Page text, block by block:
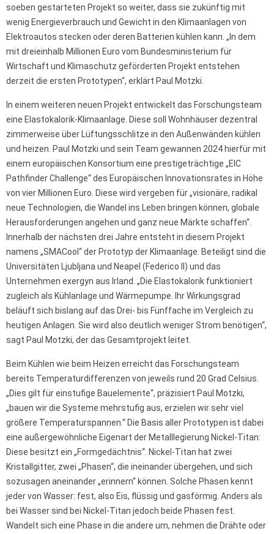
soeben gestarteten Projekt so weiter, dass sie zukünftig mit
wenig Energieverbrauch und Gewicht in den Klimaanlagen von
Elektroautos stecken oder deren Batterien kühlen kann. „In dem
mit dreieinhalb Millionen Euro vom Bundesministerium für
Wirtschaft und Klimaschutz geförderten Projekt entstehen
derzeit die ersten Prototypen“, erklärt Paul Motzki.
In einem weiteren neuen Projekt entwickelt das Forschungsteam
eine Elastokalorik-Klimaanlage. Diese soll Wohnhäuser dezentral
zimmerweise über Lüftungsschlitze in den Außenwänden kühlen
und heizen. Paul Motzki und sein Team gewannen 2024 hierfür mit
einem europäischen Konsortium eine prestigeträchtige „EIC
Pathfinder Challenge“ des Europäischen Innovationsrates in Höhe
von vier Millionen Euro. Diese wird vergeben für „visionäre, radikal
neue Technologien, die Wandel ins Leben bringen können, globale
Herausforderungen angehen und ganz neue Märkte schaffen“.
Innerhalb der nächsten drei Jahre entsteht in diesem Projekt
namens „SMACool“ der Prototyp der Klimaanlage. Beteiligt sind die
Universitäten Ljubljana und Neapel (Federico II) und das
Unternehmen exergyn aus Irland. „Die Elastokalorik funktioniert
zugleich als Kühlanlage und Wärmepumpe. Ihr Wirkungsgrad
beläuft sich bislang auf das Drei- bis Fünffache im Vergleich zu
heutigen Anlagen. Sie wird also deutlich weniger Strom benötigen“,
sagt Paul Motzki, der das Gesamtprojekt leitet.
Beim Kühlen wie beim Heizen erreicht das Forschungsteam
bereits Temperaturdifferenzen von jeweils rund 20 Grad Celsius.
„Dies gilt für einstufige Bauelemente“, präzisiert Paul Motzki,
„bauen wir die Systeme mehrstufig aus, erzielen wir sehr viel
größere Temperaturspannen.“ Die Basis aller Prototypen ist dabei
eine außergewöhnliche Eigenart der Metalllegierung Nickel-Titan:
Diese besitzt ein „Formgedächtnis“. Nickel-Titan hat zwei
Kristallgitter, zwei „Phasen“, die ineinander übergehen, und sich
sozusagen aneinander „erinnern“ können. Solche Phasen kennt
jeder von Wasser: fest, also Eis, flüssig und gasförmig. Anders als
bei Wasser sind bei Nickel-Titan jedoch beide Phasen fest.
Wandelt sich eine Phase in die andere um, nehmen die Drähte oder